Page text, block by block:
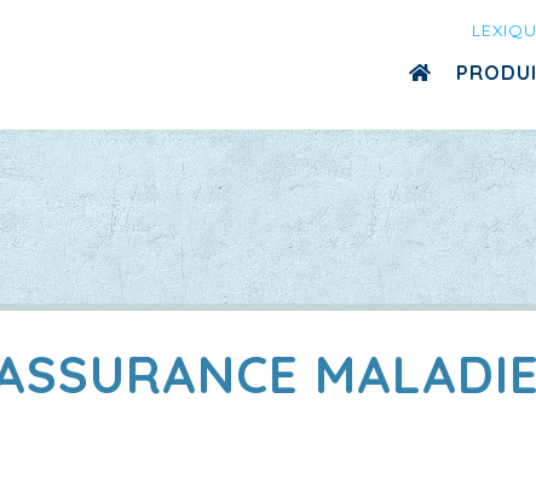
MALADIE